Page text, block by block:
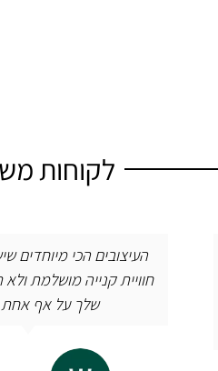
לקוחות
חנות יפהפיה עם
ושירותית